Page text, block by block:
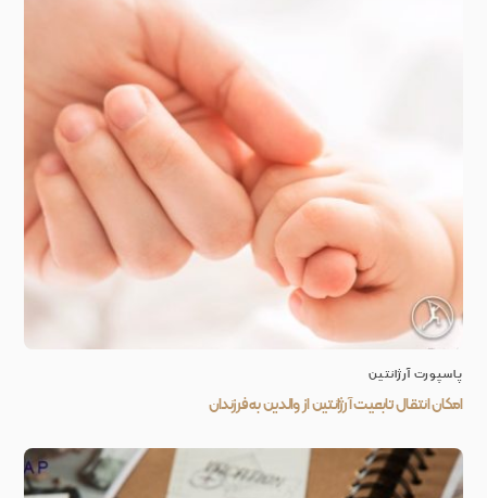
پاسپورت آرژانتین
امکان انتقال تابعیت آرژانتین از والدین به فرزندان